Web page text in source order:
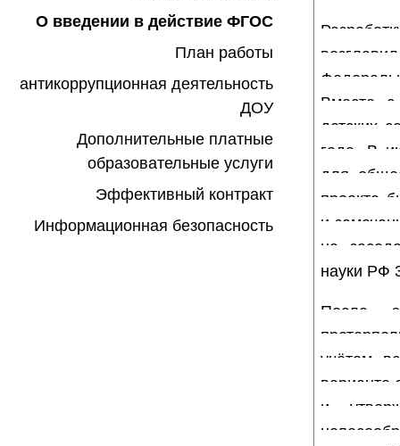
О введении в действие ФГОС
План работы
антикоррупционная деятельность
ДОУ
Дополнительные платные
образовательные услуги
Эффективный контракт
Информационная безопасность
Вместе
детских
года. В
для
проекта
и
на
науки РФ
После
учётом
варианте
и